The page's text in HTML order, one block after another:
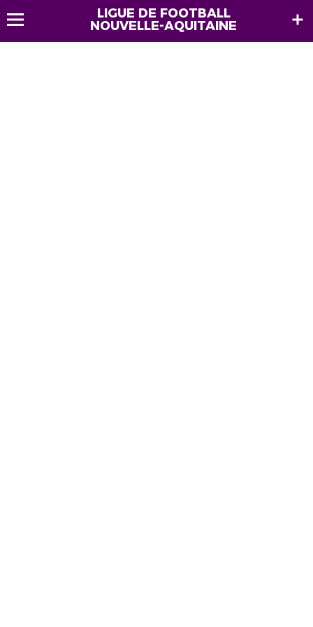
LIGUE DE FOOTBALL
NOUVELLE-AQUITAINE